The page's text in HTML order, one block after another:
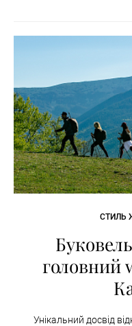
СТИЛЬ
головний
Унікальний досвід